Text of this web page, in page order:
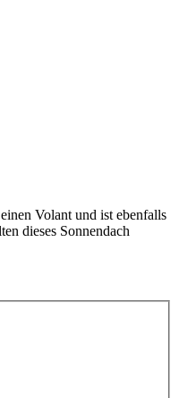
Volant und ist ebenfalls
dieses Sonnendach